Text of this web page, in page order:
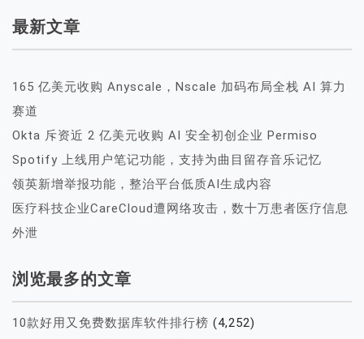
最新文章
165 亿美元收购 Anyscale，Nscale 加码布局全栈 AI 算力
赛道
Okta 斥资近 2 亿美元收购 AI 安全初创企业 Permiso
Spotify 上线用户笔记功能，支持为曲目留存音乐记忆
领英新增举报功能，整治平台低质AI生成内容
医疗科技企业CareCloud遭网络攻击，数十万患者医疗信息
外泄
浏览最多的文章
10款好用又免费数据库软件排行榜 (4,252)